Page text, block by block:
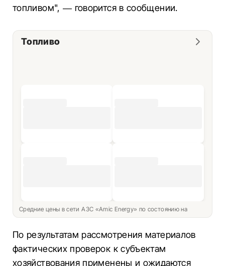
топливом", — говорится в сообщении.
Топливо
Средние цены в сети АЗС «Amic Energy» по состоянию на
По результатам рассмотрения материалов
фактических проверок к субъектам
хозяйствования применены и ожидаются